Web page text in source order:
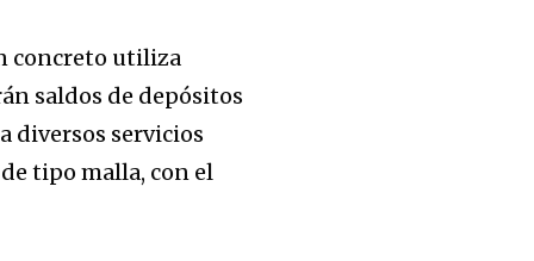
concreto utiliza
saldos de depósitos
diversos servicios
tipo malla, con el